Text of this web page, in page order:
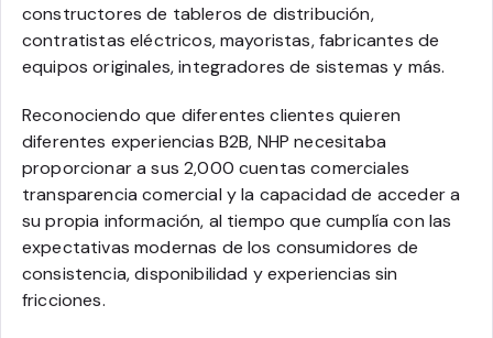
constructores de tableros de distribución,
contratistas eléctricos, mayoristas, fabricantes de
equipos originales, integradores de sistemas y más.
Reconociendo que diferentes clientes quieren
diferentes experiencias B2B, NHP necesitaba
proporcionar a sus 2,000 cuentas comerciales
transparencia comercial y la capacidad de acceder a
su propia información, al tiempo que cumplía con las
expectativas modernas de los consumidores de
consistencia, disponibilidad y experiencias sin
fricciones.